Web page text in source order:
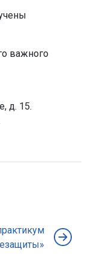
важного
д. 15.